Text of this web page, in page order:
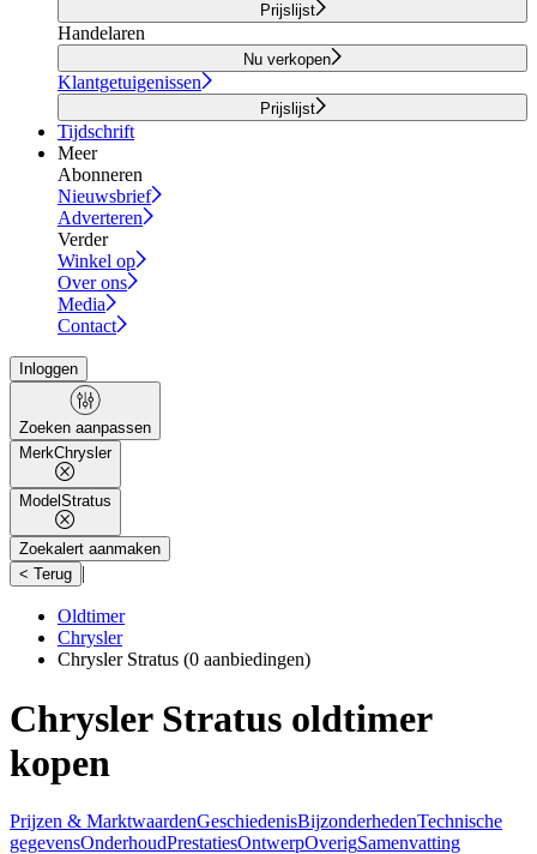
Prijslijst
Handelaren
Nu verkopen
Klantgetuigenissen
Prijslijst
Tijdschrift
Meer
Abonneren
Nieuwsbrief
Adverteren
Verder
Winkel op
Over ons
Media
Contact
Inloggen
Zoeken aanpassen
MerkChrysler
Model Stratus
Zoekalert aanmaken
< Terug |
Oldtimer
Chrysler
Chrysler Stratus (0 aanbiedingen)
Chrysler Stratus oldtimer
kopen
Prijzen & MarktwaardenGeschiedenisBijzonderhedenTechnische
gegevensOnderhoudPrestatiesOntwerpOverigSamenvatting